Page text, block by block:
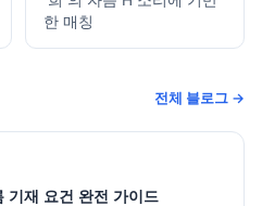
한 매칭
전체 블로그 →
기재 요건 완전 가이드